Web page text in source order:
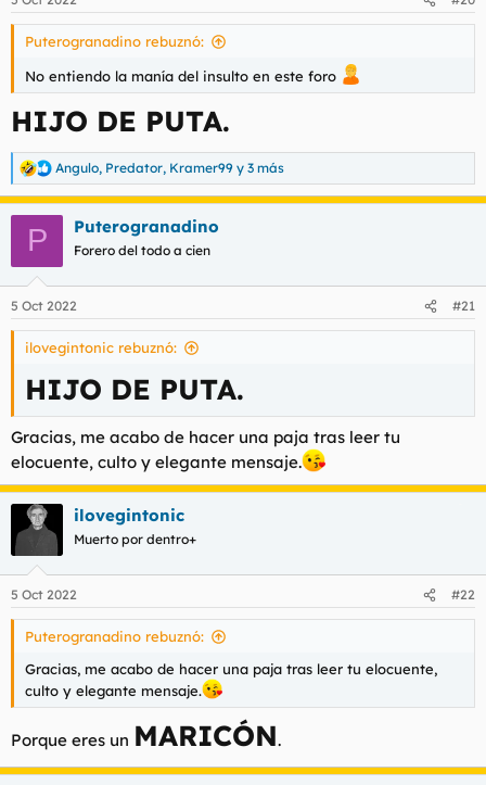
Puterogranadino rebuznó:
No entiendo la manía del insulto en este foro
HIJO DE PUTA.
R
e
a
e
s
Angulo, Predator, Kramer99 y 3 más
P Puterogranadino
Forero del todo a cien
5 Oct 2022 #21
ilovegintonic rebuznó:
HIJO DE PUTA.
Gracias, me acabo de hacer una paja tras leer tu
elocuente, culto y elegante mensaje.
ilovegintonic
Muerto por dentro+
5 Oct 2022 #22
Puterogranadino rebuznó:
Gracias, me acabo de hacer una paja tras leer tu elocuente,
culto y elegante mensaje.
Porque eres un MARICÓN.